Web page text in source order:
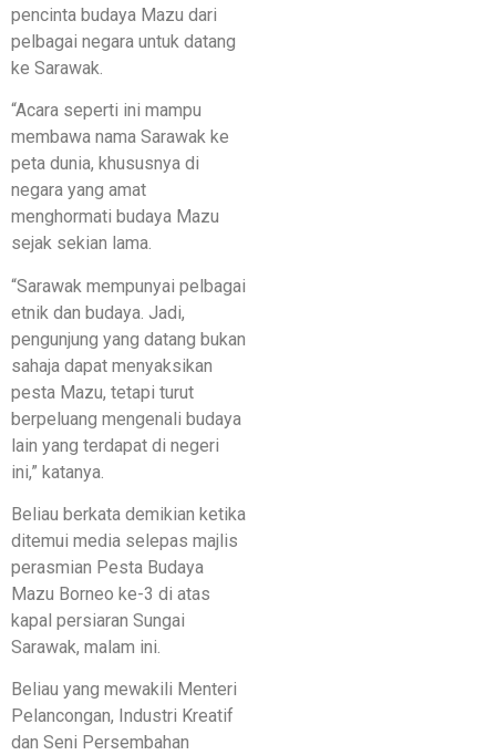
pencinta budaya Mazu dari
pelbagai negara untuk datang
ke Sarawak.
“Acara seperti ini mampu
membawa nama Sarawak ke
peta dunia, khususnya di
negara yang amat
menghormati budaya Mazu
sejak sekian lama.
“Sarawak mempunyai pelbagai
etnik dan budaya. Jadi,
pengunjung yang datang bukan
sahaja dapat menyaksikan
pesta Mazu, tetapi turut
berpeluang mengenali budaya
lain yang terdapat di negeri
ini,” katanya.
Beliau berkata demikian ketika
ditemui media selepas majlis
perasmian Pesta Budaya
Mazu Borneo ke-3 di atas
kapal persiaran Sungai
Sarawak, malam ini.
Beliau yang mewakili Menteri
Pelancongan, Industri Kreatif
dan Seni Persembahan